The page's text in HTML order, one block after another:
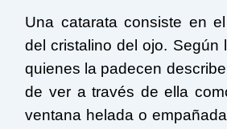
Una catarata consiste en
del cristalino del ojo. Según
quienes la padecen
de ver a través de ella
ventana helada o